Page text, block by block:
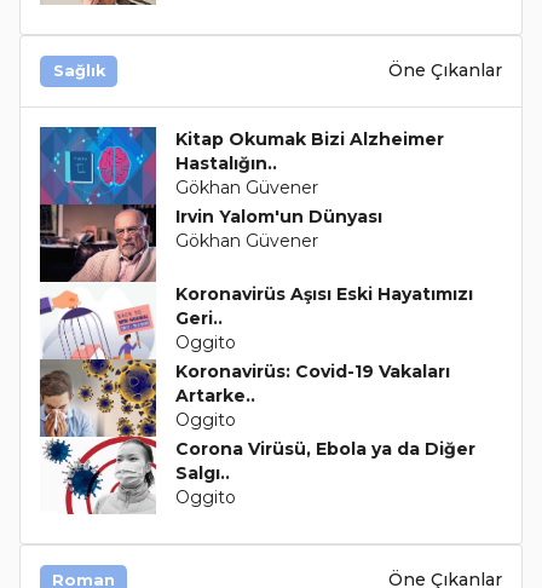
Sağlık Öne Çıkanlar
Kitap Okumak Bizi Alzheimer
Hastalığın..
Gökhan Güvener
Irvin Yalom'un Dünyası
Gökhan Güvener
Koronavirüs Aşısı Eski Hayatımızı
Geri..
Oggito
Koronavirüs: Covid-19 Vakaları
Artarke..
Oggito
Corona Virüsü, Ebola ya da Diğer
Salgı..
Oggito
Roman Öne Çıkanlar